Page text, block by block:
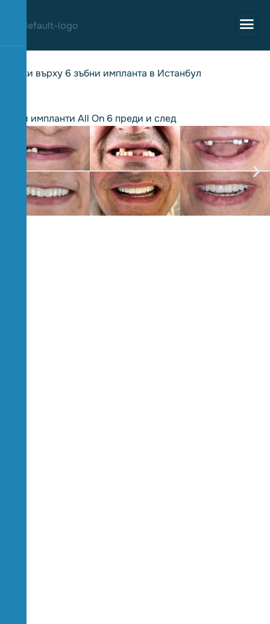
ки върху 6 зъбни импланта в Истанбул
Зъбни импланти All On 6 преди и след